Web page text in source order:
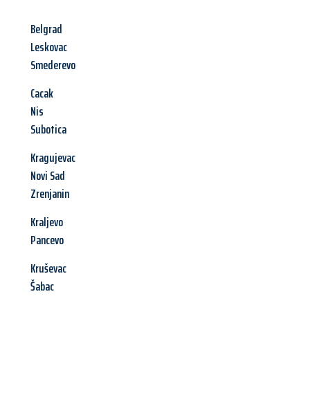
Belgrad
Leskovac
Smederevo
Cacak
Nis
Subotica
Kragujevac
Novi Sad
Zrenjanin
Kraljevo
Pancevo
Kruševac
Šabac